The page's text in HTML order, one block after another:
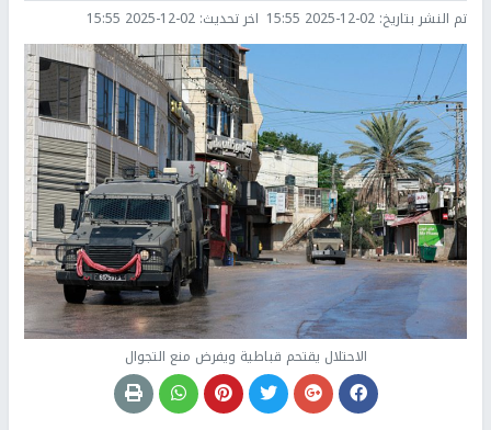
تم النشر بتاريخ: 2025-12-02 15:55 اخر تحديث: 2025-12-02 15:55
الاحتلال يقتحم قباطية ويفرض منع التجوال